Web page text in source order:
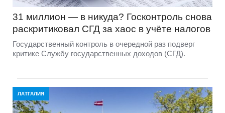
31 миллион — в никуда? Госконтроль снова
раскритиковал СГД за хаос в учёте налогов
Государственный контроль в очередной раз подверг
критике Службу государственных доходов (СГД).
ЛАТГАЛИЯ